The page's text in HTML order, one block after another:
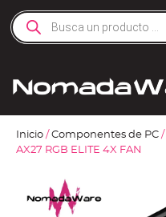
Inicio / Componentes de PC /
AX27 RGB ELITE 4X FAN